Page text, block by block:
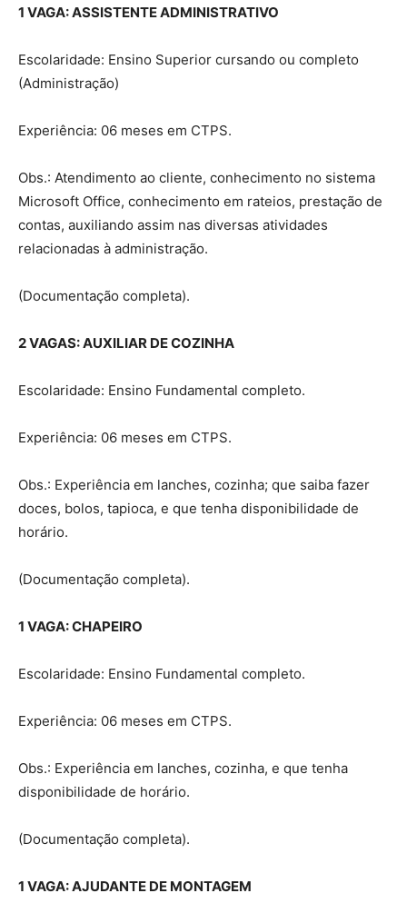
1 VAGA: ASSISTENTE ADMINISTRATIVO
Escolaridade: Ensino Superior cursando ou completo
(Administração)
Experiência: 06 meses em CTPS.
Obs.: Atendimento ao cliente, conhecimento no sistema
Microsoft Office, conhecimento em rateios, prestação de
contas, auxiliando assim nas diversas atividades
relacionadas à administração.
(Documentação completa).
2 VAGAS: AUXILIAR DE COZINHA
Escolaridade: Ensino Fundamental completo.
Experiência: 06 meses em CTPS.
Obs.: Experiência em lanches, cozinha; que saiba fazer
doces, bolos, tapioca, e que tenha disponibilidade de
horário.
(Documentação completa).
1 VAGA: CHAPEIRO
Escolaridade: Ensino Fundamental completo.
Experiência: 06 meses em CTPS.
Obs.: Experiência em lanches, cozinha, e que tenha
disponibilidade de horário.
(Documentação completa).
1 VAGA: AJUDANTE DE MONTAGEM